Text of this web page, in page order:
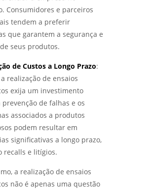
Consumidores e parceiros
tendem a preferir
que garantem a segurança e
seus produtos.
de Custos a Longo Prazo:
realização de ensaios
exija um investimento
prevenção de falhas e os
associados a produtos
podem resultar em
significativas a longo prazo,
recalls e litígios.
a realização de ensaios
não é apenas uma questão